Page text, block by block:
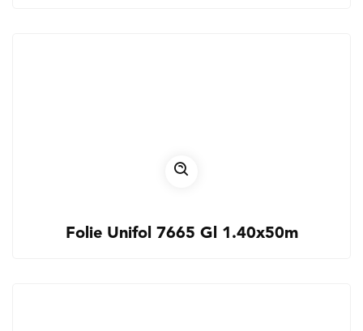
Folie Unifol 7665 Gl 1.40x50m